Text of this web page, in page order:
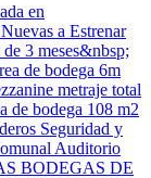
en
a Estrenar
3 meses&nbsp;
de bodega 6m
metraje total
de bodega 108 m2
Seguridad y
Auditorio
BODEGAS DE